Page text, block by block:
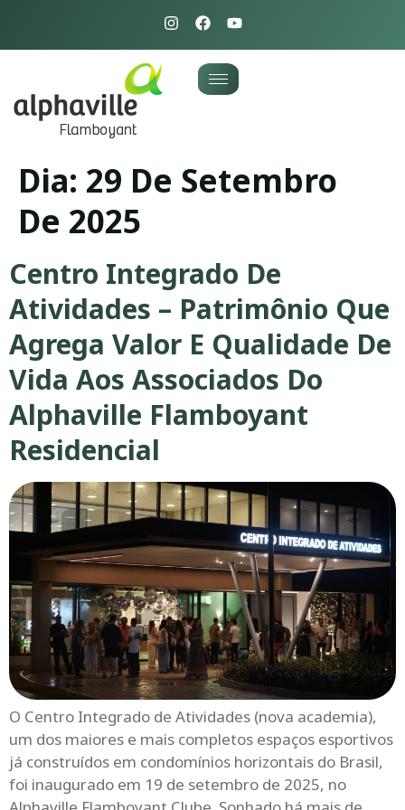
Dia: 29 De Setembro
De 2025
Centro Integrado De
Atividades – Patrimônio Que
Agrega Valor E Qualidade De
Vida Aos Associados Do
Alphaville Flamboyant
Residencial
O Centro Integrado de Atividades (nova academia),
um dos maiores e mais completos espaços esportivos
já construídos em condomínios horizontais do Brasil,
foi inaugurado em 19 de setembro de 2025, no